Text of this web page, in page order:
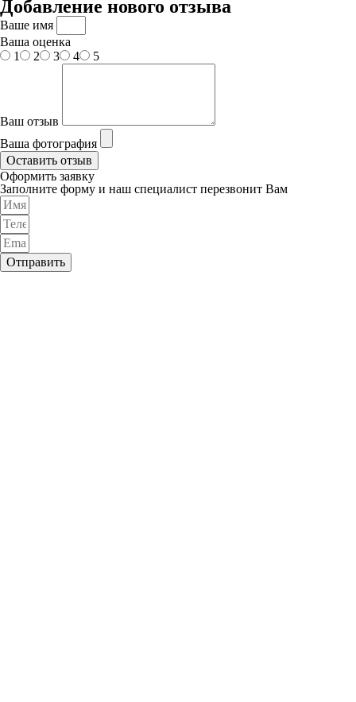
Добавление нового отзыва
Ваше имя
Ваша оценка
1
2 3 4 5
Ваш отзыв
Ваша фотография
Оставить отзыв
Оформить заявку
Заполните форму и наш специалист перезвонит Вам
Отправить